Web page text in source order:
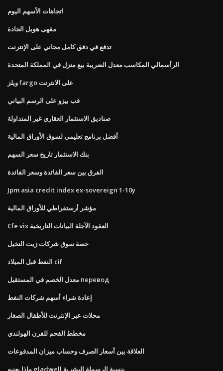
اتجاهات الأسهم اليوم
مقهى هويل الجادة
تدفع في دفق كامل مجاني على الإنترنت
الرأسمالي المكاسب معدل الضريبة بيع منزل في المملكة المتحدة
ويلز fargo على الانترنت
فب بيزو على الرسم البياني
صناديق الاستثمار العقاري غير المتداولة
أفضل برنامج تعليمي لسوق الأوراق المالية
بنك الاستثمار تاريخ سعر السهم
الفرق بين سعر الفائدة وسعر الفائدة
Jpm asia credit index ex-sovereign 1-10y
مؤشر أرستقراطي للأوراق المالية
Cfe vix العقود الآجلة البيانات التاريخية
حصة سوق شركات زيت النخيل
النفط قبل الميلاد cif
معدل الخصم في المستقبل перевод
إعادة شراء أسهم شركات النفط
محلات عبر الإنترنت للأطفال الصغار
مخطط الفحم للفرن الهولندي
العلاقة بين أسعار الصرف وحساب ميزان المدفوعات
ماذا يعنيه gladwell بنسبة الرسملة البشرية